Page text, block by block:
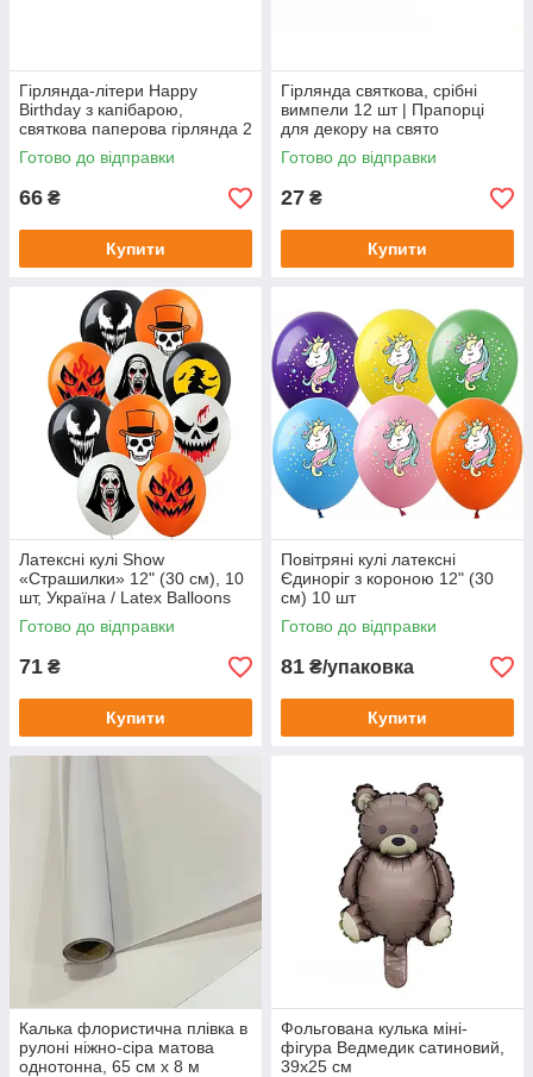
Гірлянда-літери Happy
Birthday з капібарою,
святкова паперова гірлянда 2
м | Capibara Banner Китай
Готово до відправки
66 ₴
Купити
Гірлянда святкова, срібні
вимпели 12 шт | Прапорці
для декору на свято
Готово до відправки
27 ₴
Купити
Латексні кулі Show
«Страшилки» 12" (30 см), 10
шт, Україна / Latex Balloons
Show "Horror" 12" (30 cm), 10
pcs, Ukraine
Готово до відправки
71 ₴
Купити
Повітряні кулі латексні
Єдиноріг з короною 12" (30
см) 10 шт
Готово до відправки
81 ₴/упаковка
Купити
Калька флористична плівка в
рулоні ніжно-сіра матова
однотонна, 65 см х 8 м
Фольгована кулька міні-
фігура Ведмедик сатиновий,
39х25 см